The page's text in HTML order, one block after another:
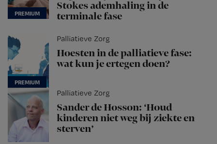
Stokes ademhaling in de
terminale fase
Palliatieve Zorg
Hoesten in de palliatieve fase:
wat kun je ertegen doen?
Palliatieve Zorg
Sander de Hosson: ‘Houd
kinderen niet weg bij ziekte en
sterven’